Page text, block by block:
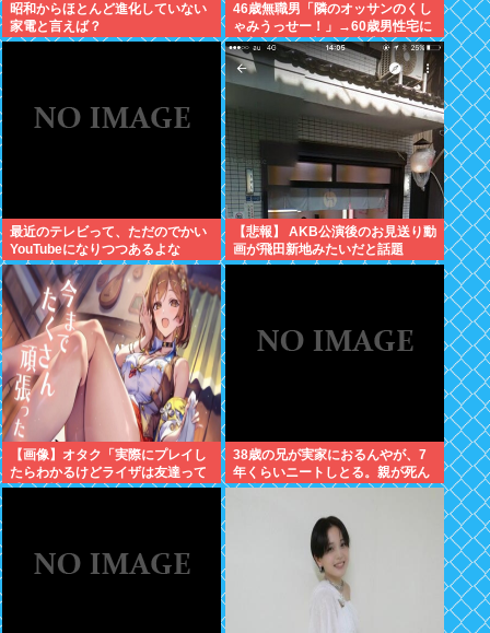
昭和からほとんど進化していない
家電と言えば？
46歳無職男「隣のオッサンのくし
ゃみうっせー！」→60歳男性宅に
侵入し暴行を加えて逮捕
最近のテレビって、ただのでかい
YouTubeになりつつあるよな
【悲報】 AKB公演後のお見送り動
画が飛田新地みたいだと話題
に・・・
【画像】オタク「実際にプレイし
たらわかるけどライザは友達って
感じで性的な目では見れないw」
38歳の兄が実家におるんやが、7
年くらいニートしとる。親が死ん
だ後の処理どうしよう